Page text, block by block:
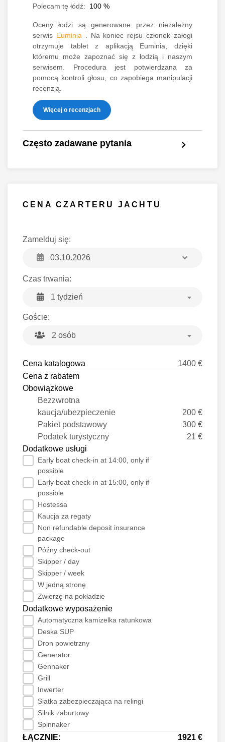
Polecam tę łódź: 100 %
Oceny łodzi są generowane przez niezależny
serwis Euminia
. Na koniec rejsu członek załogi
otrzymuje tablet z aplikacją Euminia, dzięki
któremu może zapoznać się z łodzią i naszym
serwisem. Procedura jest potwierdzana za
pomocą kontroli głosu, co zapobiega manipulacji
recenzją.
Więcej o recenzjach
Często zadawane pytania
CENA CZARTERU JACHTU
Zamelduj się:
Czas trwania:
1 tydzień
Goście:
2 osób
Cena katalogowa
1400 €
Cena z rabatem
Obowiązkowe
Bezzwrotna
kaucja/ubezpieczenie
200 €
Pakiet podstawowy
300 €
Podatek turystyczny
21 €
Dodatkowe usługi
Early boat check-in at 14:00, only if
possible
Early boat check-in at 15:00, only if
possible
Hostessa
Kaucja za regaty
Non refundable deposit insurance
package
Późny check-out
Skipper / day
Skipper / week
W jedną stronę
Zwierzę na pokładzie
Dodatkowe wyposażenie
Automatyczna kamizelka ratunkowa
Deska SUP
Dron powietrzny
Generator
Gennaker
Grill
Inwerter
Siatka zabezpieczająca na relingi
Silnik zaburtowy
Spinnaker
ŁĄCZNIE: 1921 €